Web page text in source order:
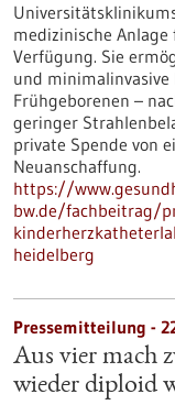
medizinische
Verfügung. Sie
und minimalinvasive
Frühgeborenen –
geringer
private Spende von
Neuanschaffung.
https://
bw.de/fachbeitrag/
heidelberg
Pressemitteilung -
Aus vier mach
wieder diploid